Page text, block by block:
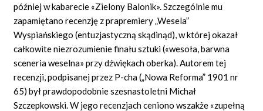
później w kabarecie «Zielony Balonik». Szczególnie mu
zapamiętano recenzję z prapremiery „Wesela”
Wyspiańskiego (entuzjastyczną skądinąd), w której okazał
całkowite niezrozumienie finału sztuki («wesoła, barwna
sceneria weselna» przy dźwiękach oberka). Autorem tej
recenzji, podpisanej przez P-cha („Nowa Reforma” 1901 nr
65) był prawdopodobnie szesnastoletni Michał
Szczepkowski. W jego recenzjach ceniono wszakże «zupełną